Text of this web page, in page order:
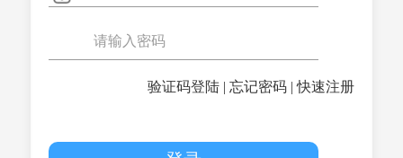
验证码登陆 | 忘记密码 |快速注册